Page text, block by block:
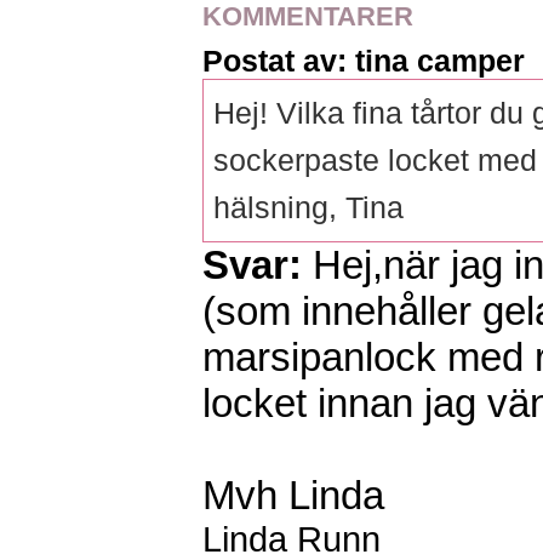
KOMMENTARER
Postat av: tina camper
Hej! Vilka fina tårtor du
sockerpaste locket
hälsning, Tina
Svar: Hej,när jag
(som innehåller
marsipanlock med
locket innan jag
Mvh Linda
Linda Runn